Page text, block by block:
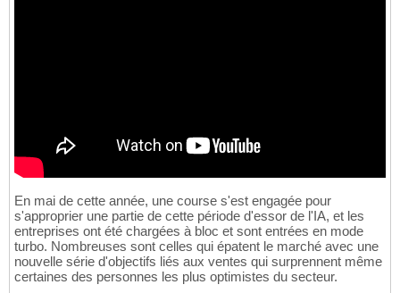
En mai de cette année, une course s'est engagée pour
s'approprier une partie de cette période d'essor de l'IA, et les
entreprises ont été chargées à bloc et sont entrées en mode
turbo. Nombreuses sont celles qui épatent le marché avec une
nouvelle série d'objectifs liés aux ventes qui surprennent même
certaines des personnes les plus optimistes du secteur.